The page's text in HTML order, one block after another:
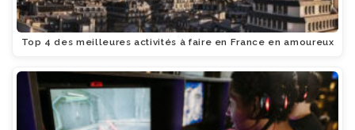
Top 4 des meilleures activités à faire en France en amoureux